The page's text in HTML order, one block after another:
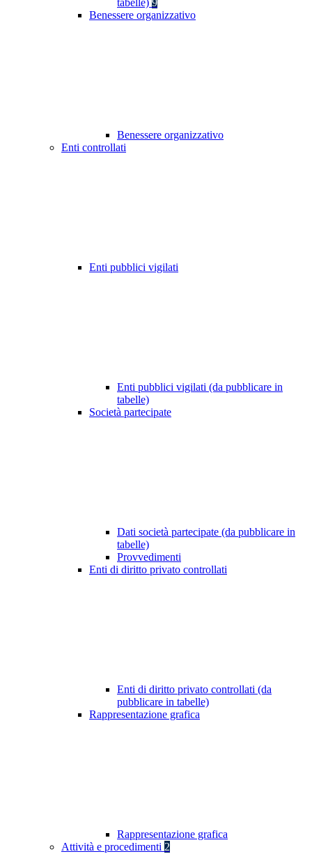
tabelle) 9
Benessere organizzativo
Benessere organizzativo
Enti controllati
Enti pubblici vigilati
Enti pubblici vigilati (da pubblicare in
tabelle)
Società partecipate
Dati società partecipate (da pubblicare in
tabelle)
Provvedimenti
Enti di diritto privato controllati
Enti di diritto privato controllati (da
pubblicare in tabelle)
Rappresentazione grafica
Rappresentazione grafica
Attività e procedimenti 2